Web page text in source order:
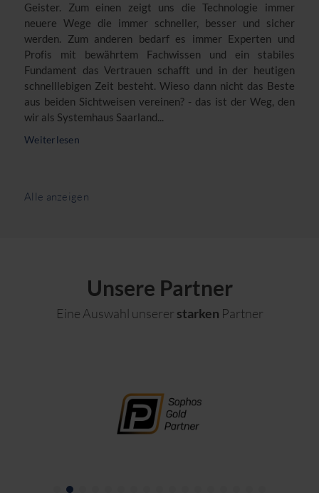
Geister. Zum einen zeigt uns die Technologie immer
neuere Wege die immer schneller, besser und sicher
werden. Zum anderen bedarf es immer Experten und
Profis mit bewährtem Fachwissen und ein stabiles
Fundament das Vertrauen schafft und in der heutigen
schnelllebigen Zeit besteht. Wieso dann nicht das Beste
aus beiden Sichtweisen vereinen? - das ist der Weg, den
wir als Systemhaus Saarland...
Weiterlesen
Alle anzeigen
Unsere Partner
Eine Auswahl unserer starken Partner